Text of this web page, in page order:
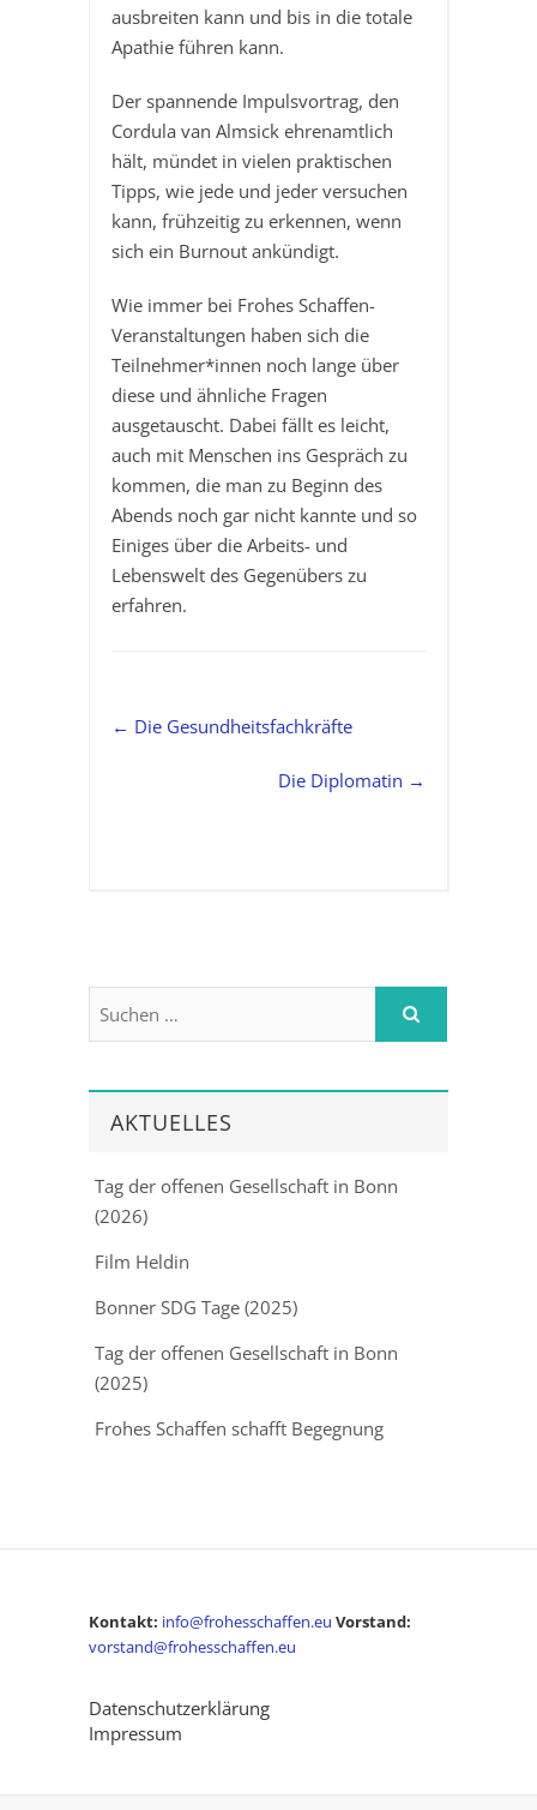
ausbreiten kann und bis in die totale
Apathie führen kann.
Der spannende Impulsvortrag, den
Cordula van Almsick ehrenamtlich
hält, mündet in vielen praktischen
Tipps, wie jede und jeder versuchen
kann, frühzeitig zu erkennen, wenn
sich ein Burnout ankündigt.
Wie immer bei Frohes Schaffen-
Veranstaltungen haben sich die
Teilnehmer*innen noch lange über
diese und ähnliche Fragen
ausgetauscht. Dabei fällt es leicht,
auch mit Menschen ins Gespräch zu
kommen, die man zu Beginn des
Abends noch gar nicht kannte und so
Einiges über die Arbeits- und
Lebenswelt des Gegenübers zu
erfahren.
← Die Gesundheitsfachkräfte
Die Diplomatin →
AKTUELLES
Tag der offenen Gesellschaft in Bonn
(2026)
Film Heldin
Bonner SDG Tage (2025)
Tag der offenen Gesellschaft in Bonn
(2025)
Frohes Schaffen schafft Begegnung
Kontakt: info@frohesschaffen.eu Vorstand:
vorstand@frohesschaffen.eu
Datenschutzerklärung
Impressum